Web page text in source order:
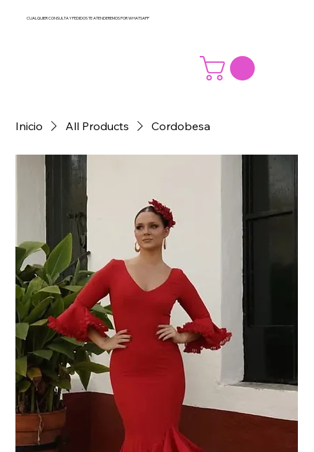
CUALQUIER CONSULTA Y PEDIDOS TE ATENDEREMOS POR WHATSAPP
Inicio All Products Cordobesa